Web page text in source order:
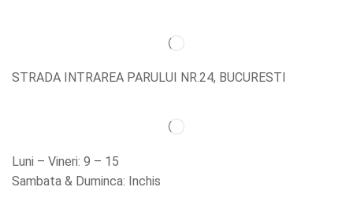
STRADA INTRAREA PARULUI NR.24, BUCURESTI
Luni – Vineri: 9 – 15
Sambata & Duminca: Inchis